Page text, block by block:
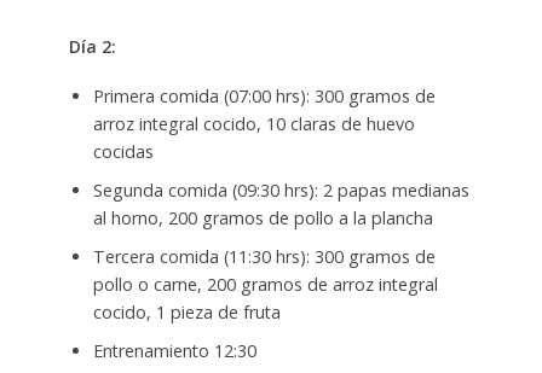
Día 2:
Primera comida (07:00 hrs): 300 gramos de
arroz integral cocido, 10 claras de huevo
cocidas
Segunda comida (09:30 hrs): 2 papas medianas
al horno, 200 gramos de pollo a la plancha
Tercera comida (11:30 hrs): 300 gramos de
pollo o carne, 200 gramos de arroz integral
cocido, 1 pieza de fruta
Entrenamiento 12:30